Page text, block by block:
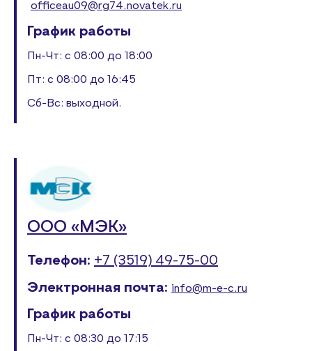
officeau09@rg74.novatek.ru
График работы
Пн-Чт: с 08:00 до 18:00
Пт: с 08:00 до 16:45
Сб-Вс: выходной.
ООО «МЭК»
Телефон: +7 (3519) 49-75-00
Электронная почта: info@m-e-c.ru
График работы
Пн-Чт: с 08:30 до 17:15